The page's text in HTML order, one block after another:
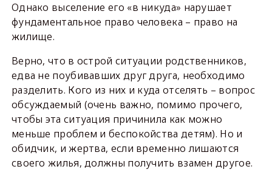
Однако выселение его «в никуда» нарушает
фундаментальное право человека – право на
жилище.
Верно, что в острой ситуации родственников,
едва не поубивавших друг друга, необходимо
разделить. Кого из них и куда отселять – вопрос
обсуждаемый (очень важно, помимо прочего,
чтобы эта ситуация причинила как можно
меньше проблем и беспокойства детям). Но и
обидчик, и жертва, если временно лишаются
своего жилья, должны получить взамен другое.